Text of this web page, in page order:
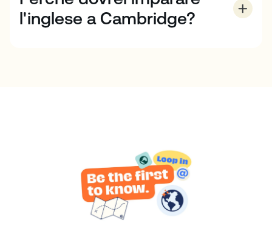
l'inglese a Cambridge?
un'architettura antica e pittoresca, parchi incredibili,
stradine affascinanti e gente del posto brillante e